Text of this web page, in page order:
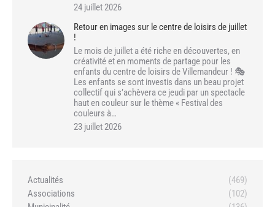
24 juillet 2026
Retour en images sur le centre de loisirs de juillet
!
Le mois de juillet a été riche en découvertes, en
créativité et en moments de partage pour les
enfants du centre de loisirs de Villemandeur ! 🎭
Les enfants se sont investis dans un beau projet
collectif qui s’achèvera ce jeudi par un spectacle
haut en couleur sur le thème « Festival des
couleurs à…
23 juillet 2026
Actualités
(469)
Associations
(102)